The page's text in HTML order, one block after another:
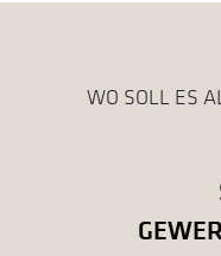
WO SOLL ES